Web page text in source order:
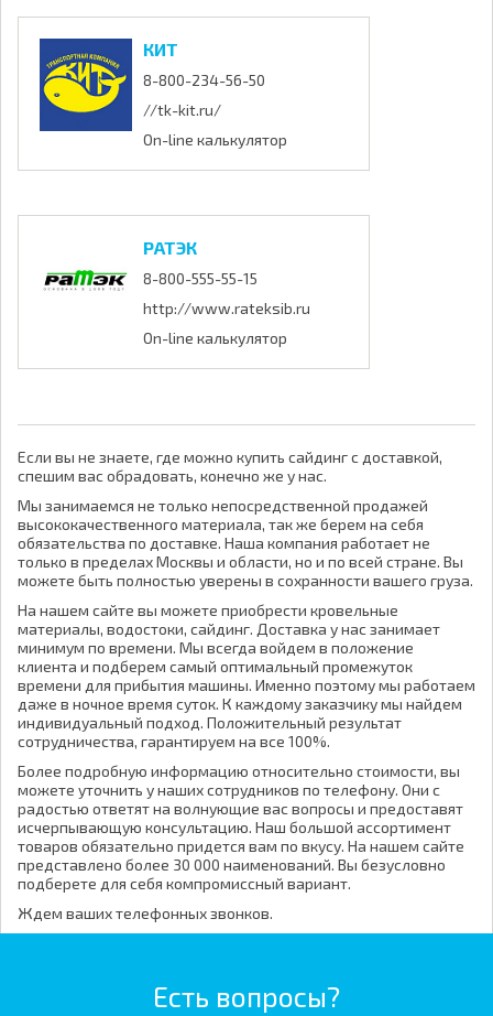
КИТ
8-800-234-56-50
//tk-kit.ru/
On-line калькулятор
РАТЭК
8-800-555-55-15
http://www.rateksib.ru
On-line калькулятор
Если вы не знаете, где можно купить сайдинг с доставкой,
спешим вас обрадовать, конечно же у нас.
Мы занимаемся не только непосредственной продажей
высококачественного материала, так же берем на себя
обязательства по доставке. Наша компания работает не
только в пределах Москвы и области, но и по всей стране. Вы
можете быть полностью уверены в сохранности вашего груза.
На нашем сайте вы можете приобрести кровельные
материалы, водостоки, сайдинг. Доставка у нас занимает
минимум по времени. Мы всегда войдем в положение
клиента и подберем самый оптимальный промежуток
времени для прибытия машины. Именно поэтому мы работаем
даже в ночное время суток. К каждому заказчику мы найдем
индивидуальный подход. Положительный результат
сотрудничества, гарантируем на все 100%.
Более подробную информацию относительно стоимости, вы
можете уточнить у наших сотрудников по телефону. Они с
радостью ответят на волнующие вас вопросы и предоставят
исчерпывающую консультацию. Наш большой ассортимент
товаров обязательно придется вам по вкусу. На нашем сайте
представлено более 30 000 наименований. Вы безусловно
подберете для себя компромиссный вариант.
Ждем ваших телефонных звонков.
Есть вопросы?